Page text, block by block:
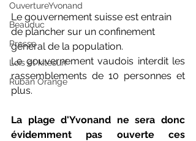
OuvertureYvonand
Beauduc
Presse
Lois et kitesurf
Ruban Orange
Le gouvernement suisse est entrain
de plancher sur un confinement
général de la population.
Le gouvernement vaudois interdit les
rassemblements de 10 personnes et
plus.
La plage d'Yvonand ne sera donc
évidemment pas ouverte ces